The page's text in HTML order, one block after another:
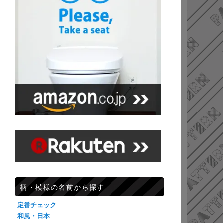
柄・模様の名前から探す
定番チェック
和風・日本